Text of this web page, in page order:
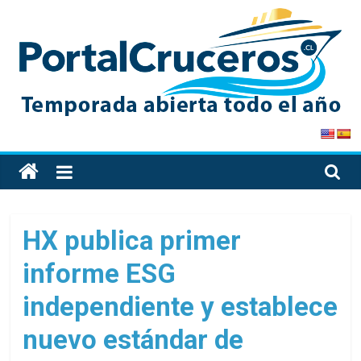
content
PortalCruceros
Toda
la
de
cruceros
en
un
solo
HX publica primer
informe ESG
independiente y establece
nuevo estándar de